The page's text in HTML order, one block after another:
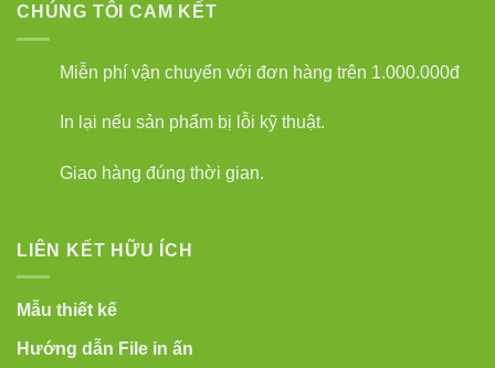
CHÚNG TÔI CAM KẾT
Miễn phí vận chuyển với đơn hàng trên 1.000.000đ
In lại nếu sản phẩm bị lỗi kỹ thuật.
Giao hàng đúng thời gian.
LIÊN KẾT HỮU ÍCH
Mẫu thiết kế
Hướng dẫn File in ấn